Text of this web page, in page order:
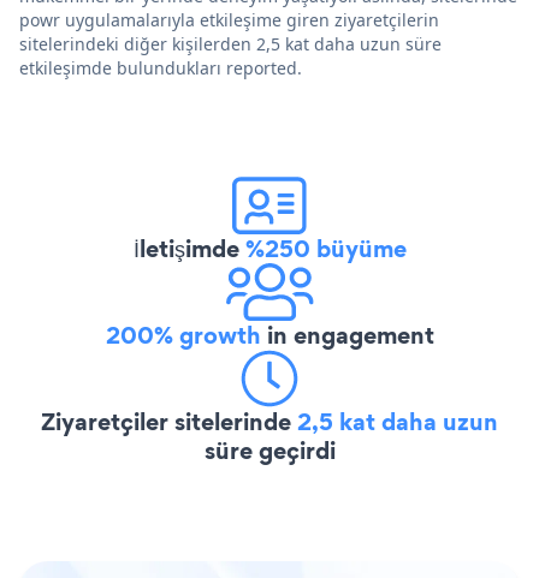
powr uygulamalarıyla etkileşime giren ziyaretçilerin
sitelerindeki diğer kişilerden 2,5 kat daha uzun süre
etkileşimde bulundukları reported.
İletişimde%250 büyüme
200% growth in engagement
Ziyaretçiler sitelerinde2,5 kat daha uzun
süre geçirdi